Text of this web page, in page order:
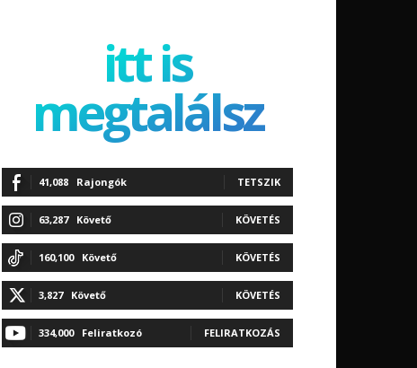
itt is
megtalálsz
41,088 Rajongók TETSZIK
63,287 Követő KÖVETÉS
160,100 Követő KÖVETÉS
3,827 Követő KÖVETÉS
334,000 Feliratkozó FELIRATKOZÁS